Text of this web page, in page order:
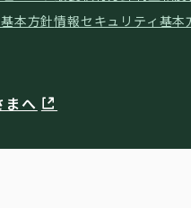
本方針情報セキュリティ基本
へ